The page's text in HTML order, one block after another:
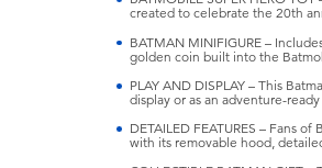
created to celebrate the 20th
BATMAN MINIFIGURE –
golden coin built into the
PLAY AND DISPLAY – This
display or as an adventure-
DETAILED FEATURES – Fans
with its removable hood,